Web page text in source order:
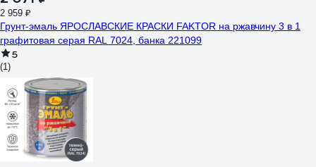
2 959 ₽
Грунт-эмаль ЯРОСЛАВСКИЕ КРАСКИ FAKTOR на ржавчину 3 в 1
графитовая серая RAL 7024, банка 221099
5
(1)